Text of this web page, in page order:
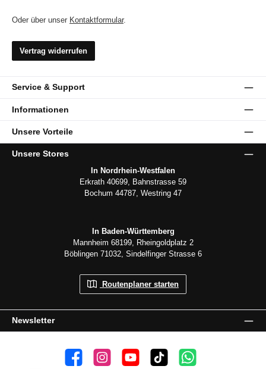
Oder über unser Kontaktformular.
Vertrag widerrufen
Service & Support
Informationen
Unsere Vorteile
Newsletter
Unsere Stores
In Nordrhein-Westfalen
Erkrath 40699, Bahnstrasse 59
Bochum 44787, Westring 47
In Baden-Württemberg
Mannheim 68199, Rheingoldplatz 2
Böblingen 71032, Sindelfinger Strasse 6
Routenplaner starten
👍 4.500 Gefällt mir📸 38.000 Follower📺 20 Abonnenten🎵1.800 FollowerKanal abonnieren